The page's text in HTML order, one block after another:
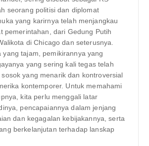
seorang politisi dan diplomat
yang karirnya telah menjangkau
pemerintahan, dari Gedung Putih
di Chicago dan seterusnya.
yang tajam, pemikirannya yang
yang sering kali tegas telah
yang menarik dan kontroversial
kontemporer. Untuk memahami
kita perlu menggali latar
pencapaiannya dalam jenjang
dan kegagalan kebijakannya, serta
berkelanjutan terhadap lanskap